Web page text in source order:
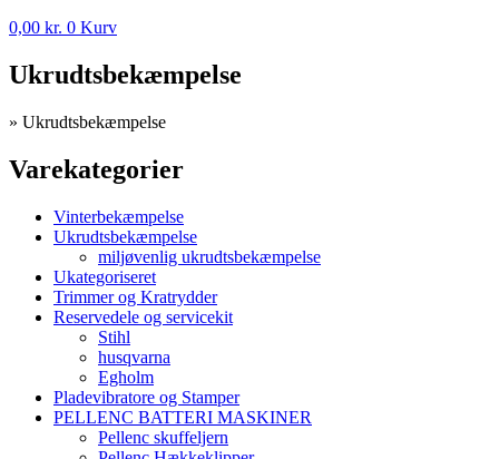
0,00 kr. 0 Kurv
Ukrudtsbekæmpelse
» Ukrudtsbekæmpelse
Varekategorier
Vinterbekæmpelse
Ukrudtsbekæmpelse
miljøvenlig ukrudtsbekæmpelse
Ukategoriseret
Trimmer og Kratrydder
Reservedele og servicekit
Stihl
husqvarna
Egholm
Pladevibratore og Stamper
PELLENC BATTERI MASKINER
Pellenc skuffeljern